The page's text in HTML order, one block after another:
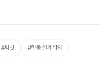
#써밋 #합동 설계회의